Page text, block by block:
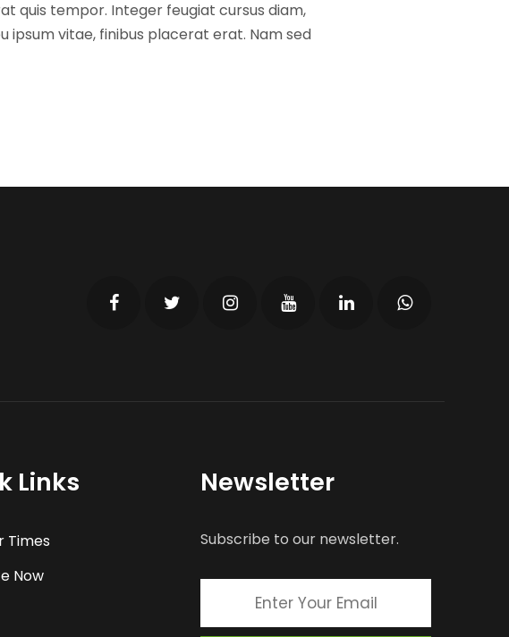
quis tempor. Integer feugiat cursus diam,
ipsum vitae, finibus placerat erat. Nam sed
Links
Times
Now
Newsletter
Subscribe to our newsletter.